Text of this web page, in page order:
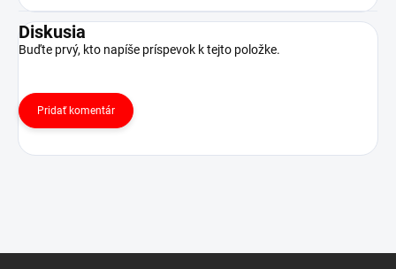
Diskusia
Buďte prvý, kto napíše príspevok k tejto položke.
Pridať komentár